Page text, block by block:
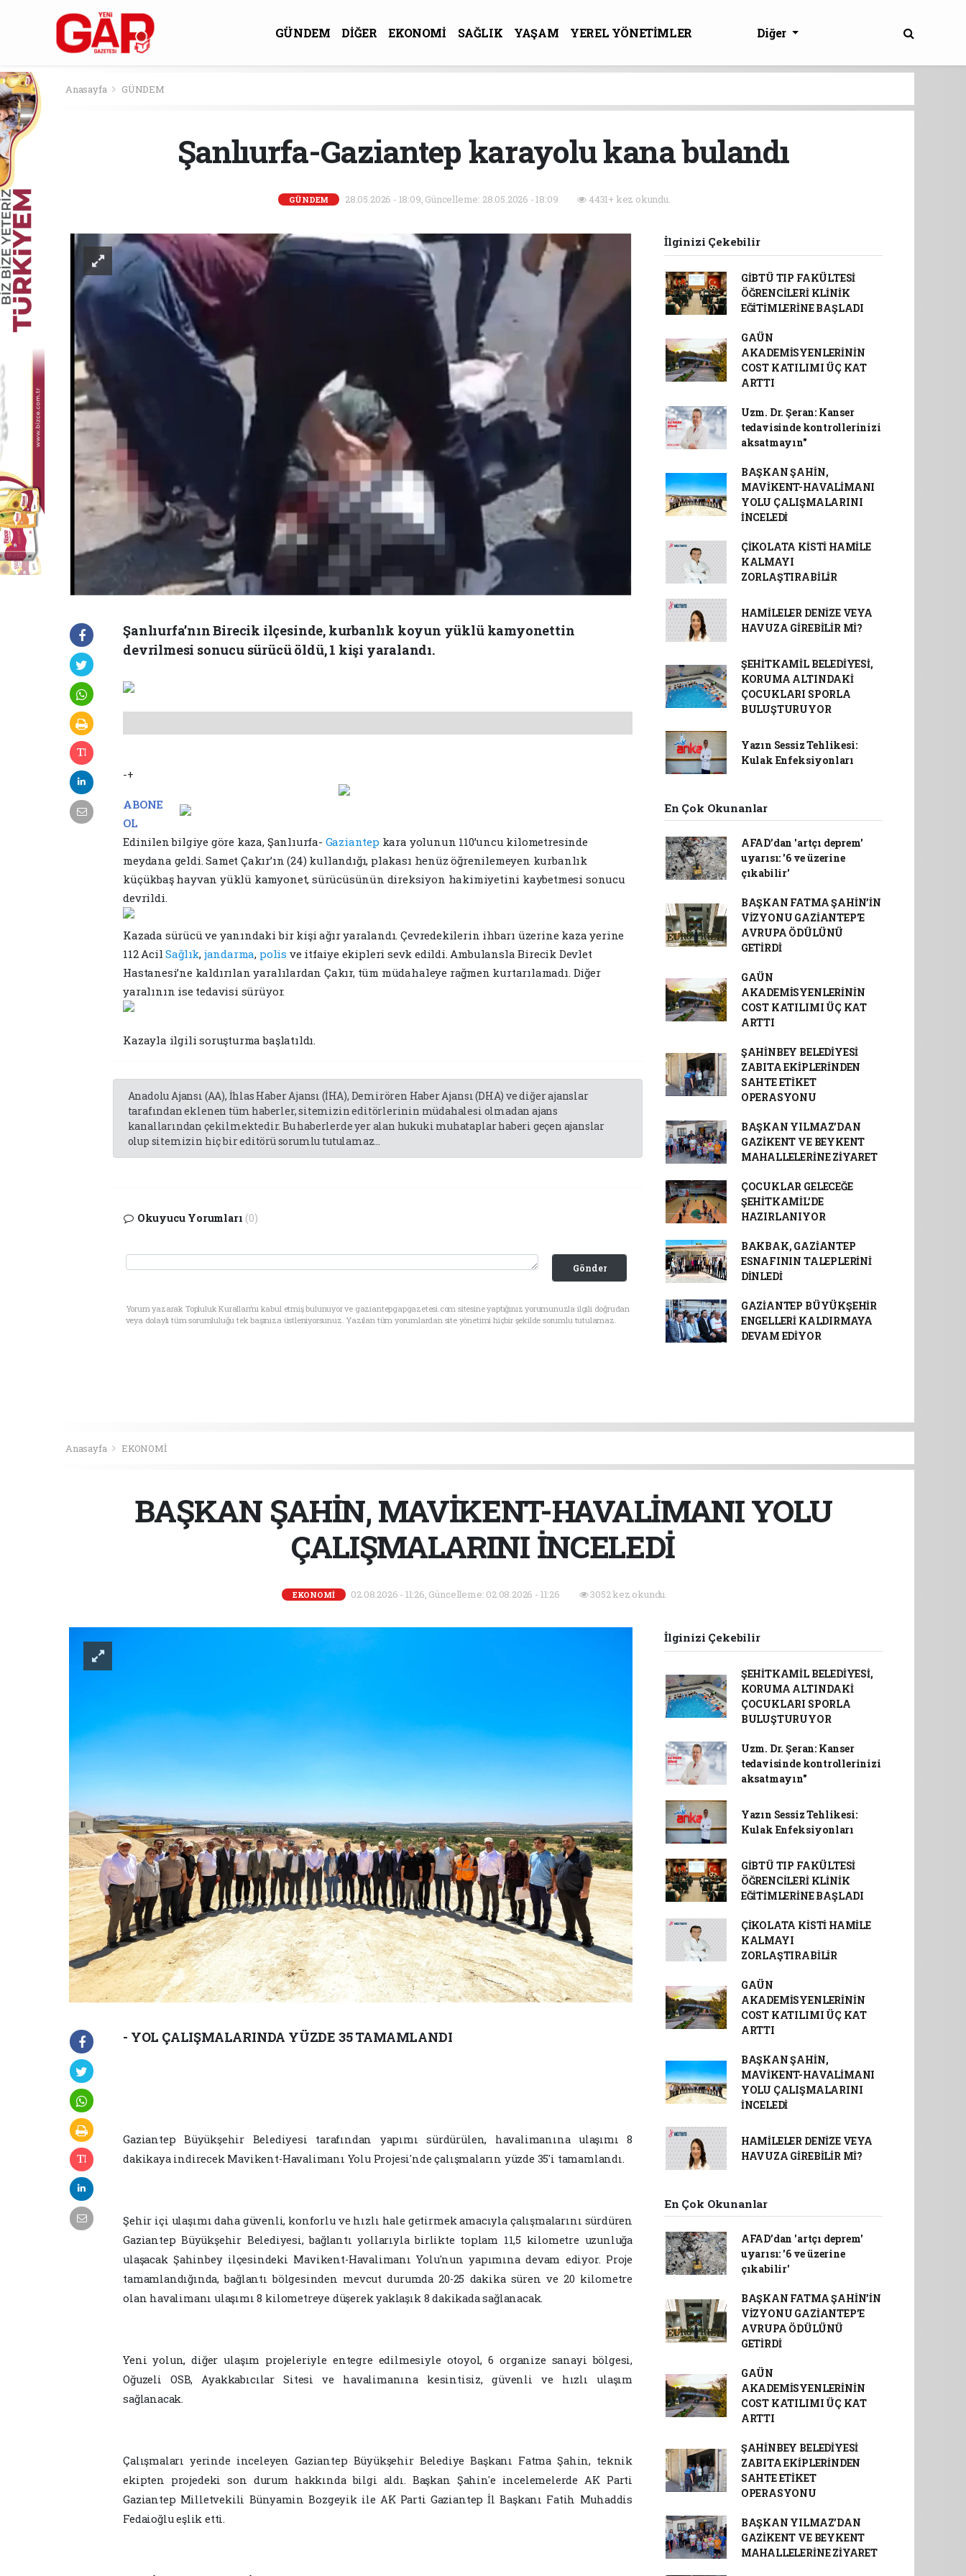
GÜNDEM DİĞER EKONOMİ SAĞLIK YAŞAM
YEREL YÖNETİMLER
Diğer
Anasayfa GÜNDEM
Şanlıurfa-Gaziantep karayolu kana bulandı
GÜNDEM 28.05.2026 - 18:09, Güncelleme: 28.05.2026 - 18:09 4431+ kez okundu.
Şanlıurfa’nın Birecik ilçesinde, kurbanlık koyun yüklü kamyonettin
devrilmesi sonucu sürücü öldü, 1 kişi yaralandı.
-+
ABONE
OL
Edinilen bilgiye göre kaza, Şanlıurfa- Gaziantep kara yolunun 110’uncu kilometresinde
meydana geldi. Samet Çakır’ın (24) kullandığı, plakası henüz öğrenilemeyen kurbanlık
küçükbaş hayvan yüklü kamyonet, sürücüsünün direksiyon hakimiyetini kaybetmesi sonucu
devrildi.
Kazada sürücü ve yanındaki bir kişi ağır yaralandı. Çevredekilerin ihbarı üzerine kaza yerine
112 AcilSağlık, jandarma, polis ve itfaiye ekipleri sevk edildi. Ambulansla Birecik Devlet
Hastanesi’ne kaldırılan yaralılardan Çakır, tüm müdahaleye rağmen kurtarılamadı. Diğer
yaralının ise tedavisi sürüyor.
Kazayla ilgili soruşturma başlatıldı.
Anadolu Ajansı (AA), İhlas Haber Ajansı (İHA), Demirören Haber Ajansı (DHA) ve diğer ajanslar
tarafından eklenen tüm haberler, sitemizin editörlerinin müdahalesi olmadan ajans
kanallarından çekilmektedir. Bu haberlerde yer alan hukuki muhataplar haberi geçen ajanslar
olup sitemizin hiç bir editörü sorumlu tutulamaz...
Okuyucu Yorumları (0)
Gönder
Yorum yazarak Topluluk Kuralları’nı kabul etmiş bulunuyor ve gaziantepgapgazetesi.com sitesine yaptığınız yorumunuzla ilgili doğrudan
veya dolaylı tüm sorumluluğu tek başınıza üstleniyorsunuz. Yazılan tüm yorumlardan site yönetimi hiçbir şekilde sorumlu tutulamaz.
İlginizi Çekebilir
GİBTÜ TIP FAKÜLTESİ
ÖĞRENCİLERİ KLİNİK
EĞİTİMLERİNE BAŞLADI
GAÜN
AKADEMİSYENLERİNİN
COST KATILIMI ÜÇ KAT
ARTTI
Uzm. Dr. Şeran: Kanser
tedavisinde kontrollerinizi
aksatmayın"
BAŞKAN ŞAHİN,
MAVİKENT-HAVALİMANI
YOLU ÇALIŞMALARINI
İNCELEDİ
ÇİKOLATA KİSTİ HAMİLE
KALMAYI
ZORLAŞTIRABİLİR
HAMİLELER DENİZE VEYA
HAVUZA GİREBİLİR Mİ?
ŞEHİTKAMİL BELEDİYESİ,
KORUMA ALTINDAKİ
ÇOCUKLARI SPORLA
BULUŞTURUYOR
Yazın Sessiz Tehlikesi:
Kulak Enfeksiyonları
En Çok Okunanlar
AFAD’dan 'artçı deprem'
uyarısı: '6 ve üzerine
çıkabilir'
BAŞKAN FATMA ŞAHİN’İN
VİZYONU GAZİANTEP’E
AVRUPA ÖDÜLÜNÜ
GETİRDİ
GAÜN
AKADEMİSYENLERİNİN
COST KATILIMI ÜÇ KAT
ARTTI
ŞAHİNBEY BELEDİYESİ
ZABITA EKİPLERİNDEN
SAHTE ETİKET
OPERASYONU
BAŞKAN YILMAZ’DAN
GAZİKENT VE BEYKENT
MAHALLELERİNE ZİYARET
ÇOCUKLAR GELECEĞE
ŞEHİTKAMİL’DE
HAZIRLANIYOR
BAKBAK, GAZİANTEP
ESNAFININ TALEPLERİNİ
DİNLEDİ
GAZİANTEP BÜYÜKŞEHİR
ENGELLERİ KALDIRMAYA
DEVAM EDİYOR
Anasayfa EKONOMİ
BAŞKAN ŞAHİN, MAVİKENT-HAVALİMANI YOLU
ÇALIŞMALARINI İNCELEDİ
EKONOMİ 02.08.2026 - 11:26, Güncelleme: 02.08.2026 - 11:26 3052 kez okundu.
- YOL ÇALIŞMALARINDA YÜZDE 35 TAMAMLANDI
Gaziantep Büyükşehir Belediyesi tarafından yapımı sürdürülen, havalimanına ulaşımı 8
dakikaya indirecek Mavikent-Havalimanı Yolu Projesi'nde çalışmaların yüzde 35'i tamamlandı.
Şehir içi ulaşımı daha güvenli, konforlu ve hızlı hale getirmek amacıyla çalışmalarını sürdüren
Gaziantep Büyükşehir Belediyesi, bağlantı yollarıyla birlikte toplam 11,5 kilometre uzunluğa
ulaşacak Şahinbey ilçesindeki Mavikent-Havalimanı Yolu'nun yapımına devam ediyor. Proje
tamamlandığında, bağlantı bölgesinden mevcut durumda 20-25 dakika süren ve 20 kilometre
olan havalimanı ulaşımı 8 kilometreye düşerek yaklaşık 8 dakikada sağlanacak.
Yeni yolun, diğer ulaşım projeleriyle entegre edilmesiyle otoyol, 6 organize sanayi bölgesi,
Oğuzeli OSB, Ayakkabıcılar Sitesi ve havalimanına kesintisiz, güvenli ve hızlı ulaşım
sağlanacak.
Çalışmaları yerinde inceleyen Gaziantep Büyükşehir Belediye Başkanı Fatma Şahin, teknik
ekipten projedeki son durum hakkında bilgi aldı. Başkan Şahin'e incelemelerde AK Parti
Gaziantep Milletvekili Bünyamin Bozgeyik ile AK Parti Gaziantep İl Başkanı Fatih Muhaddis
Fedaioğlu eşlik etti.
İlginizi Çekebilir
ŞEHİTKAMİL BELEDİYESİ,
KORUMA ALTINDAKİ
ÇOCUKLARI SPORLA
BULUŞTURUYOR
Uzm. Dr. Şeran: Kanser
tedavisinde kontrollerinizi
aksatmayın"
Yazın Sessiz Tehlikesi:
Kulak Enfeksiyonları
GİBTÜ TIP FAKÜLTESİ
ÖĞRENCİLERİ KLİNİK
EĞİTİMLERİNE BAŞLADI
ÇİKOLATA KİSTİ HAMİLE
KALMAYI
ZORLAŞTIRABİLİR
GAÜN
AKADEMİSYENLERİNİN
COST KATILIMI ÜÇ KAT
ARTTI
BAŞKAN ŞAHİN,
MAVİKENT-HAVALİMANI
YOLU ÇALIŞMALARINI
İNCELEDİ
HAMİLELER DENİZE VEYA
HAVUZA GİREBİLİR Mİ?
En Çok Okunanlar
AFAD’dan 'artçı deprem'
uyarısı: '6 ve üzerine
çıkabilir'
BAŞKAN FATMA ŞAHİN’İN
VİZYONU GAZİANTEP’E
AVRUPA ÖDÜLÜNÜ
GETİRDİ
GAÜN
AKADEMİSYENLERİNİN
COST KATILIMI ÜÇ KAT
ARTTI
ŞAHİNBEY BELEDİYESİ
ZABITA EKİPLERİNDEN
SAHTE ETİKET
OPERASYONU
BAŞKAN YILMAZ’DAN
GAZİKENT VE BEYKENT
MAHALLELERİNE ZİYARET